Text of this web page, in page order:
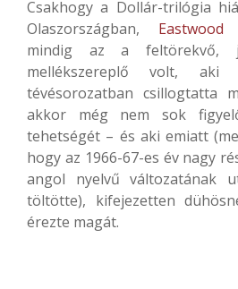
Csakhogy a Dollár-trilógia
Olaszországban, Eastwood
mindig az a feltörekvő,
mellékszereplő volt,
tévésorozatban csillogtatta
akkor még nem sok
tehetségét – és aki emiatt
hogy az 1966-67-es év nagy
angol nyelvű változatának
töltötte), kifejezetten
érezte magát.